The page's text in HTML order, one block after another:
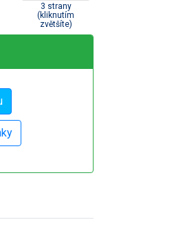
3 strany
(kliknutím
zvětšíte)